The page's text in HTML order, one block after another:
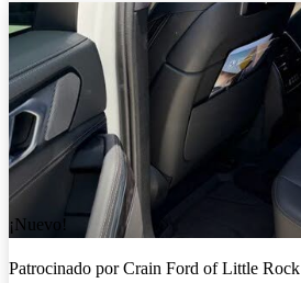
¡Nuevo!
Patrocinado porCrain Ford of Little Rock